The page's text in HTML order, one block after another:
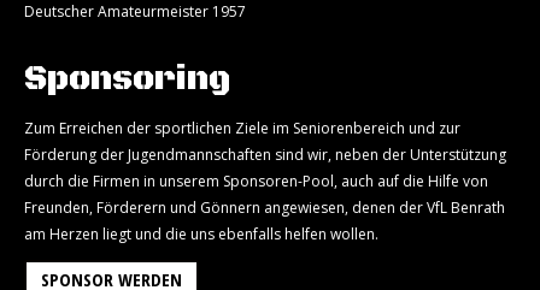
Deutscher Amateurmeister 1957
Sponsoring
Zum Erreichen der sportlichen Ziele im Seniorenbereich und zur
Förderung der Jugendmannschaften sind wir, neben der Unterstützung
durch die Firmen in unserem Sponsoren-Pool, auch auf die Hilfe von
Freunden, Förderern und Gönnern angewiesen, denen der VfL Benrath
am Herzen liegt und die uns ebenfalls helfen wollen.
SPONSOR WERDEN